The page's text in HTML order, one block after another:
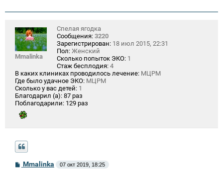
Mmalinka
Спелая ягодка
Сообщения: 3220
Зарегистрирован: 18 июл 2015, 22:31
Пол: Женский
Сколько попыток ЭКО: 1
Стаж бесплодия: 4
В каких клиниках проводилось лечение: МЦРМ
Где было удачное ЭКО: МЦРМ
Сколько у вас детей: 1
Благодарил (а): 87 раз
Поблагодарили: 129 раз
СMmalinka 07 окт 2019, 18:25